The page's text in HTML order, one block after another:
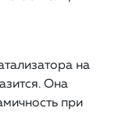
на
Она
при